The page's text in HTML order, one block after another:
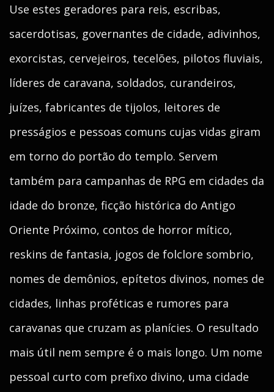
Use estes geradores para reis, escribas,
sacerdotisas, governantes de cidade, adivinhos,
exorcistas, cervejeiros, tecelões, pilotos fluviais,
líderes de caravana, soldados, curandeiros,
juízes, fabricantes de tijolos, leitores de
presságios e pessoas comuns cujas vidas giram
em torno do portão do templo. Servem
também para campanhas de RPG em cidades da
idade do bronze, ficção histórica do Antigo
Oriente Próximo, contos de horror mítico,
reskins de fantasia, jogos de folclore sombrio,
nomes de demônios, epítetos divinos, nomes de
cidades, linhas proféticas e rumores para
caravanas que cruzam as planícies. O resultado
mais útil nem sempre é o mais longo. Um nome
pessoal curto com prefixo divino, uma cidade